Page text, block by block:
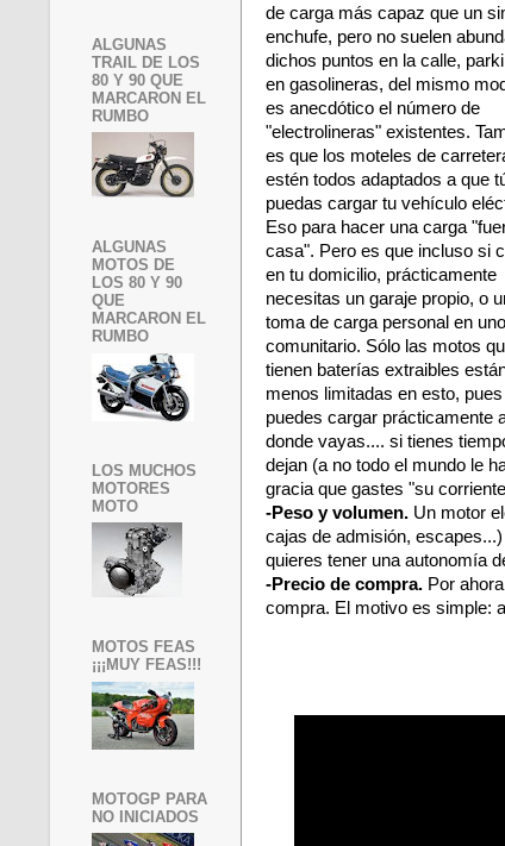
de carga más capaz que un
enchufe, pero no suelen
dichos puntos en la calle,
en gasolineras, del mismo
es anecdótico el número de
"electrolineras" existentes.
es que los moteles de
estén todos adaptados a que
puedas cargar tu vehículo
Eso para hacer una carga
casa". Pero es que incluso si
en tu domicilio, prácticamente
necesitas un garaje propio, o
toma de carga personal en uno
comunitario. Sólo las motos
tienen baterías extraibles
menos limitadas en esto,
puedes cargar prácticamente
donde vayas.... si tienes
dejan (a no todo el mundo le
gracia que gastes "su
-Peso y volumen. Un motor
cajas de admisión,
quieres tener una autonomía
-Precio de compra. Por
compra. El motivo es simple:
ALGUNAS
TRAIL DE LOS
80 Y 90 QUE
MARCARON EL
RUMBO
ALGUNAS
MOTOS DE
LOS 80 Y 90
QUE
MARCARON EL
RUMBO
LOS MUCHOS
MOTORES
MOTO
MOTOS FEAS
¡¡¡MUY FEAS!!!
MOTOGP PARA
NO INICIADOS